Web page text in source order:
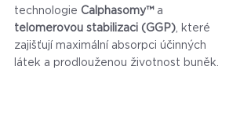
technologie Calphasomy™ a
telomerovou stabilizaci (GGP), které
zajišťují maximální absorpci účinných
látek a prodlouženou životnost buněk.